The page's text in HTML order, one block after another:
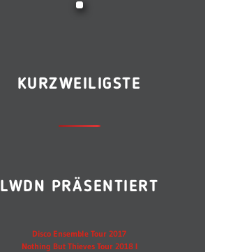
KURZWEILIGSTE
LWDN PRÄSENTIERT
Disco Ensemble Tour 2017
Nothing But Thieves Tour 2018 I